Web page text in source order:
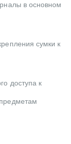
в основном
сумки к
доступа к